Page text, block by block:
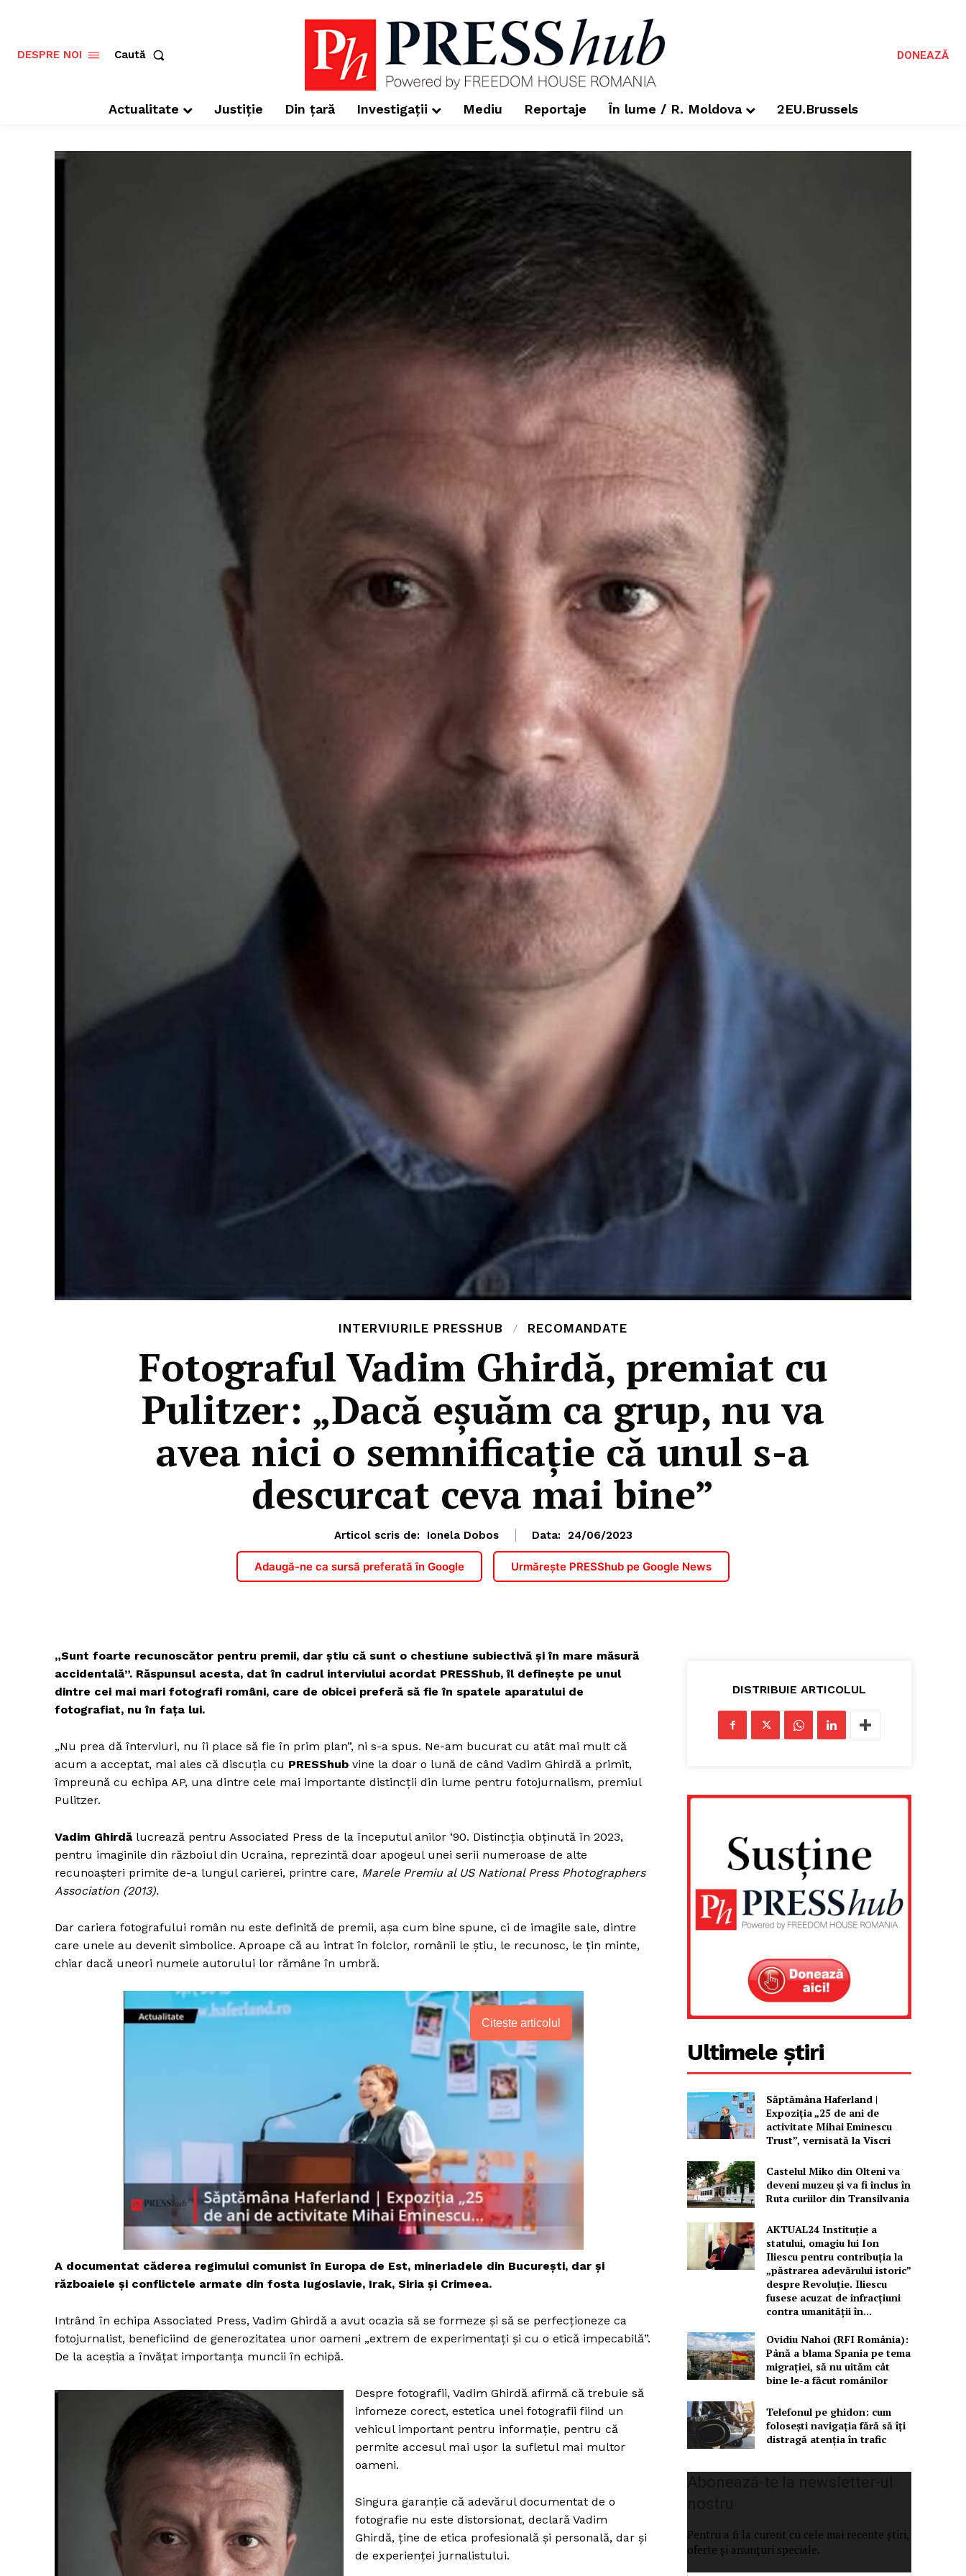
Un proiect
FREEDOM HOUSE
PRESShub
Contact
DESPRE NOI Caută DONEAZĂ
Actualitate Justiție Din țară Investigații Mediu Reportaje În lume / R. Moldova 2EU.Brussels
INTERVIURILE PRESSHUB RECOMANDATE
Fotograful Vadim Ghirdă, premiat cu
Pulitzer: „Dacă eșuăm ca grup, nu va
avea nici o semnificație că unul s-a
descurcat ceva mai bine”
Articol scris de: Ionela Dobos Data: 24/06/2023
Adaugă-ne ca sursă preferată în Google Urmărește PRESShub pe Google News
„Sunt foarte recunoscător pentru premii, dar știu că sunt o chestiune subiectivă și în mare măsură
accidentală”. Răspunsul acesta, dat în cadrul interviului acordat PRESShub, îl definește pe unul
dintre cei mai mari fotografi români, care de obicei preferă să fie în spatele aparatului de
fotografiat, nu în fața lui.
„Nu prea dă înterviuri, nu îi place să fie în prim plan”, ni s-a spus. Ne-am bucurat cu atât mai mult că
acum a acceptat, mai ales că discuția cu PRESShub vine la doar o lună de când Vadim Ghirdă a primit,
împreună cu echipa AP, una dintre cele mai importante distincții din lume pentru fotojurnalism, premiul
Pulitzer.
Vadim Ghirdă lucrează pentru Associated Press de la începutul anilor ‘90. Distincția obținută în 2023,
pentru imaginile din războiul din Ucraina, reprezintă doar apogeul unei serii numeroase de alte
recunoașteri primite de-a lungul carierei, printre care, Marele Premiu al US National Press Photographers
Association (2013).
Dar cariera fotografului român nu este definită de premii, așa cum bine spune, ci de imagile sale, dintre
care unele au devenit simbolice. Aproape că au intrat în folclor, românii le știu, le recunosc, le țin minte,
chiar dacă uneori numele autorului lor rămâne în umbră.
Citește articolul
A documentat căderea regimului comunist în Europa de Est, mineriadele din București, dar și
războaiele și conflictele armate din fosta Iugoslavie, Irak, Siria și Crimeea.
Intrând în echipa Associated Press, Vadim Ghirdă a avut ocazia să se formeze și să se perfecționeze ca
fotojurnalist, beneficiind de generozitatea unor oameni „extrem de experimentați și cu o etică impecabilă”.
De la aceștia a învățat importanța muncii în echipă.
Despre fotografii, Vadim Ghirdă afirmă că trebuie să
infomeze corect, estetica unei fotografii fiind un
vehicul important pentru informație, pentru că
permite accesul mai ușor la sufletul mai multor
oameni.
Singura garanție că adevărul documentat de o
fotografie nu este distorsionat, declară Vadim
Ghirdă, ține de etica profesională și personală, dar și
de experienței jurnalistului.
DISTRIBUIE ARTICOLUL
Ultimele știri
Săptămâna Haferland |
Expoziţia „25 de ani de
activitate Mihai Eminescu
Trust”, vernisată la Viscri
Castelul Miko din Olteni va
deveni muzeu şi va fi inclus în
Ruta curiilor din Transilvania
AKTUAL24 Instituție a
statului, omagiu lui Ion
Iliescu pentru contribuția la
„păstrarea adevărului istoric”
despre Revoluție. Iliescu
fusese acuzat de infracțiuni
contra umanității în...
Ovidiu Nahoi (RFI România):
Până a blama Spania pe tema
migrației, să nu uităm cât
bine le-a făcut românilor
Telefonul pe ghidon: cum
folosești navigația fără să îți
distragă atenția în trafic
Pentru a fi la curent cu cele mai recente știri,
oferte și anunțuri speciale.